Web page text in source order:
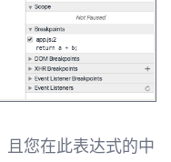
您在此表达式的中